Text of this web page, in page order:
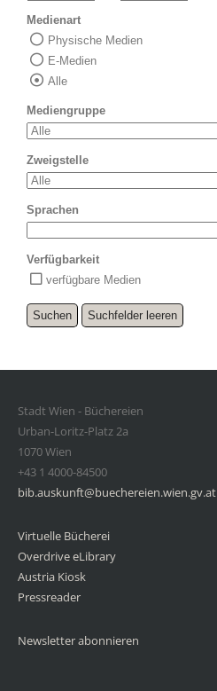
Medienart
Physische Medien
E-Medien
Alle
Mediengruppe
Zweigstelle
Sprachen
Verfügbarkeit
verfügbare Medien
Stadt Wien - Büchereien
Urban-Loritz-Platz 2a
1070 Wien
+43 1 4000-84500
bib.auskunft@buechereien.wien.gv.at
Virtuelle Bücherei
Overdrive eLibrary
Austria Kiosk
Pressreader
Newsletter abonnieren